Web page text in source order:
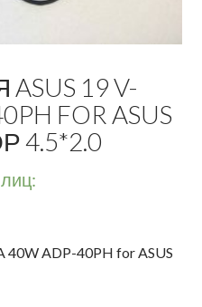
19 V-
FOR ASUS
4.5*2.0
40W ADP-40PH for ASUS